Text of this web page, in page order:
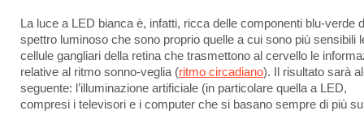
La luce a LED bianca è, infatti, ricca delle componenti blu-verde
spettro luminoso che sono proprio quelle a cui sono più sensibili
cellule gangliari della retina che trasmettono al cervello le
relative al ritmo sonno-veglia (ritmo circadiano). Il risultato sarà
seguente: l’illuminazione artificiale (in particolare quella a LED,
compresi i televisori e i computer che si basano sempre di più su